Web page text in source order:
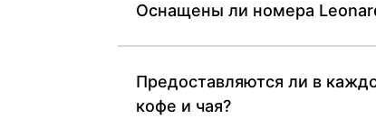
Оснащены ли номера
Предоставляются ли в
кофе и чая?